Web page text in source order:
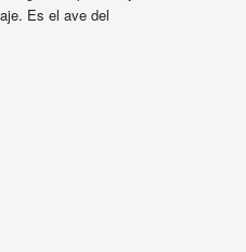
Es el ave del